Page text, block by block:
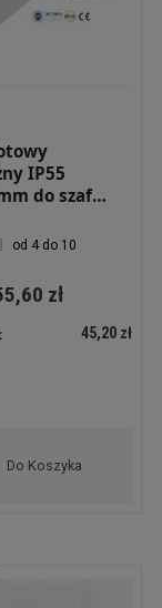
IP55
do szaf
od 4 do 10
zł
45,20 zł
Do Koszyka